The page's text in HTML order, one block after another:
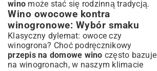
wino może stać się rodzinną tradycją.
Wino owocowe kontra
winogronowe: Wybór smaku
Klasyczny dylemat: owoce czy
winogrona? Choć podręcznikowy
przepis na domowe wino często bazuje
na winogronach, w naszym klimacie